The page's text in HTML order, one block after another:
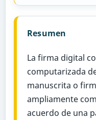
Resumen
La firma digital
computarizada
manuscrita o
ampliamente
acuerdo de una